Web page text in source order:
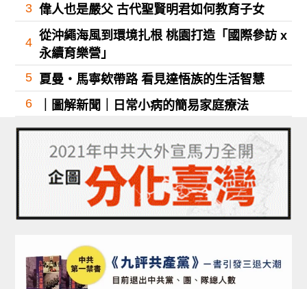
3 偉人也是嚴父 古代聖賢明君如何教育子女
4
從沖繩海風到環境扎根 桃園打造「國際參訪 x
永續育樂營」
5 夏曼・馬寧欸帶路 看見達悟族的生活智慧
6
｜圖解新聞｜日常小病的簡易家庭療法